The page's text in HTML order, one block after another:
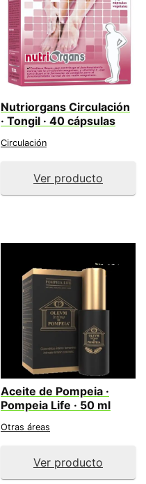
Nutriorgans Circulación
· Tongil · 40 cápsulas
Circulación
Ver producto
Aceite de Pompeia ·
Pompeia Life · 50 ml
Otras áreas
Ver producto